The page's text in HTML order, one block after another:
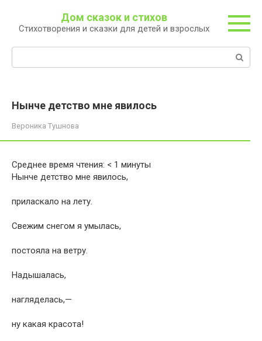
контенту
Дом сказок и стихов
Стихотворения и сказки для детей и взрослых
Нынче детство мне явилось
Вероника Тушнова
Среднее время чтения: < 1 минуты
Нынче детство мне явилось,
приласкало на лету.
Свежим снегом я умылась,
постояла на ветру.
Надышалась,
нагляделась,—
ну какая красота!